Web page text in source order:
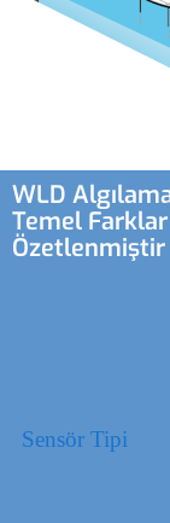
WLD
Temel
Özetlenmiştir
Sensör Tipi